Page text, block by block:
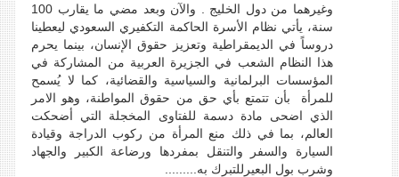
وغيرهما من دول الخليج . والآن وبعد مضي ما يقارب 100
سنة، يأتي نظام الأسرة الحاكمة التكفيري السعودي ليعطينا
دروساً في الديمقراطية وتعزيز حقوق الإنسان، بينما يحرم
هذا النظام الشعب في الجزيرة العربية من المشاركة في
المؤسسات البرلمانية والسياسية والقضائية، كما لا يُسمح
للمرأة بأن تتمتع بأي حق من حقوق المواطنة، وهو الامر
الذي اضحى مادة دسمة للفتاوى المخجلة التي أضحكت
العالم، بما في ذلك منع المرأة من ركوب الدراجة وقيادة
السيارة والسفر والتنقل بمفردها ورضاعة الكبير والجهاد
وشرب بول البعيرللتبرك به.........